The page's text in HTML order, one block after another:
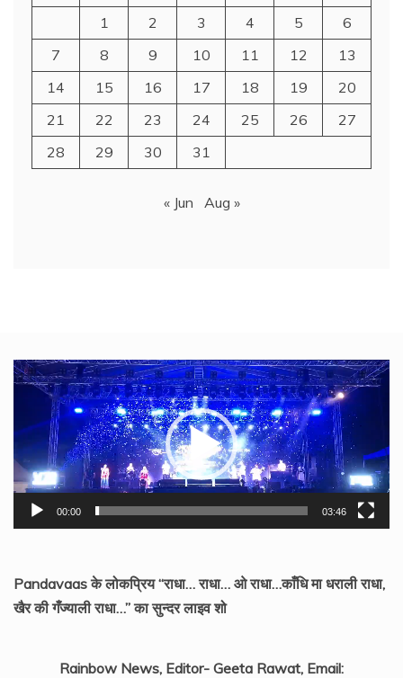
1
2 3 4 5
6
7
8 9 10 11 12
13
14
15 16 17 18 19
20
21
22 23 24 25 26
27
28
29 30 31
« Jun Aug »
Video
Player
00:00 03:46
Pandavaas के लोकप्रिय “राधा… राधा… ओ राधा…काँधि मा धराली राधा,
खैर की गँज्याली राधा…” का सुन्दर लाइव शो
Rainbow News, Editor- Geeta Rawat, Email: